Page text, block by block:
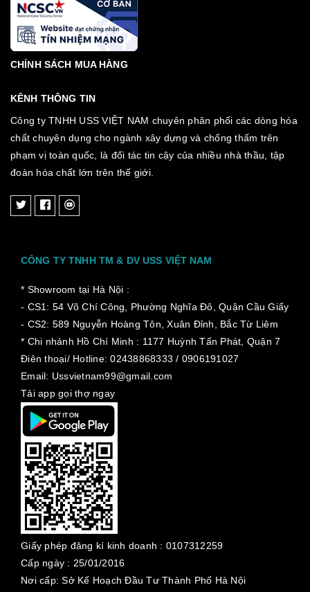
CHÍNH SÁCH MUA HÀNG
KÊNH THÔNG TIN
Công ty TNHH USS VIỆT NAM chuyên phân phối các dòng hóa
chất chuyên dụng cho ngành xây dựng và chống thấm trên
phạm vị toàn quốc, là đối tác tin cậy của nhiều nhà thầu, tập
đoàn hóa chất lớn trên thế giới.
CÔNG TY TNHH TM & DV USS VIỆT NAM
* Showroom tại Hà Nội :
- CS1: 54 Võ Chí Công, Phường Nghĩa Đô, Quận Cầu Giấy
- CS2: 589 Nguyễn Hoàng Tôn, Xuân Đỉnh, Bắc Từ Liêm
* Chi nhánh Hồ Chí Minh : 1177 Huỳnh Tấn Phát, Quận 7
Điên thoại/ Hotline: 02438868333 / 0906191027
Email: Ussvietnam99@gmail.com
Tải app gọi thợ ngay
Giấy phép đăng kí kinh doanh : 0107312259
Cấp ngày : 25/01/2016
Nơi cấp: Sở Kế Hoạch Đầu Tư Thành Phố Hà Nội